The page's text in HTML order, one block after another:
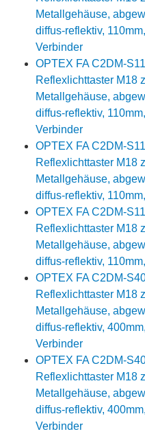
Metallgehäuse,
diffus-reflektiv,
Verbinder
OPTEX FA C2DM-
Reflexlichttaster M18
Metallgehäuse,
diffus-reflektiv,
Verbinder
OPTEX FA C2DM-
Reflexlichttaster M18
Metallgehäuse,
diffus-reflektiv,
OPTEX FA C2DM-
Reflexlichttaster M18
Metallgehäuse,
diffus-reflektiv,
OPTEX FA C2DM-
Reflexlichttaster M18
Metallgehäuse,
diffus-reflektiv,
Verbinder
OPTEX FA C2DM-
Reflexlichttaster M18
Metallgehäuse,
diffus-reflektiv,
Verbinder